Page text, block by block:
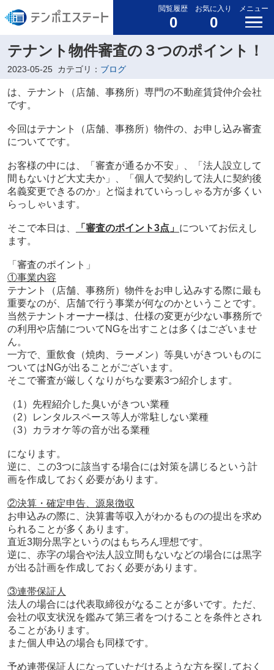
閲覧履歴
0
お気に入り
0
メニュー
テナント物件審査の３つのポイント！
2023-05-25 カテゴリ： ブログ
は、テナント（店舗、事務所）専門の不動産賃貸仲介会社
です。
今回はテナント（店舗、事務所）物件の、お申し込み審査
についてです。
お客様の中には、「審査が通るか不安」、「法人設立して
間もないけど大丈夫か」、「個人で契約して法人に契約後
名義変更できるのか」と悩まれていらっしゃる方が多くい
らっしゃいます。
そこで本日は、 「審査のポイント3点」 についてお伝えし
ます。
「審査のポイント」
①事業内容
テナント（店舗、事務所）物件をお申し込みする際に最も
重要なのが、店舗で行う事業が何なのかということです。
当然テナントオーナー様は、仕様の変更が少ない事務所で
の利用や店舗についてNGを出すことは多くはございませ
ん。
一方で、重飲食（焼肉、ラーメン）等臭いがきついものに
ついてはNGが出ることがございます。
そこで審査が厳しくなりがちな要素3つ紹介します。
（1）先程紹介した臭いがきつい業種
（2）レンタルスペース等人が常駐しない業種
（3）カラオケ等の音が出る業種
になります。
逆に、この3つに該当する場合には対策を講じるという計
画を作成しておく必要があります。
②決算・確定申告、源泉徴収
お申込みの際に、決算書等収入がわかるものの提出を求め
られることが多くあります。
直近3期分黒字というのはもちろん理想です。
逆に、赤字の場合や法人設立間もないなどの場合には黒字
が出る計画を作成しておく必要があります。
③連帯保証人
法人の場合には代表取締役がなることが多いです。ただ、
会社の収支状況を鑑みて第三者をつけることを条件とされ
ることがあります。
また個人申込の場合も同様です。
予め連帯保証人になっていただけるような方を探しておく